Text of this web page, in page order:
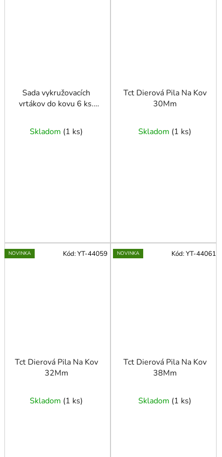
Sada vykružovacích
vrtákov do kovu 6 ks.
Skladom (1 ks)
Tct Dierová Pila Na Kov
30Mm
Skladom (1 ks)
NOVINKA
Tct Dierová Pila Na Kov
32Mm
Skladom (1 ks)
Kód:YT-44059 NOVINKA
Tct Dierová Pila Na Kov
38Mm
Skladom (1 ks)
Kód:YT-44061